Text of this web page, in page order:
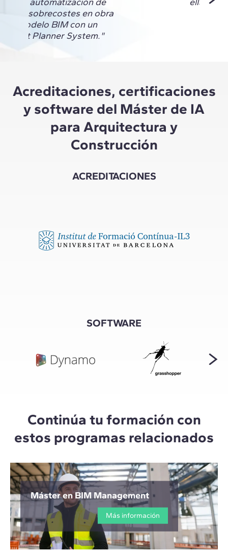
y sobrecostes en obra
un modelo BIM con un
y Last Planner System."
Acreditaciones, certificaciones
y software del Máster de IA
para Arquitectura y
Construcción
ACREDITACIONES
SOFTWARE
Continúa tu formación con
estos programas relacionados
Máster en BIM Management
Más información